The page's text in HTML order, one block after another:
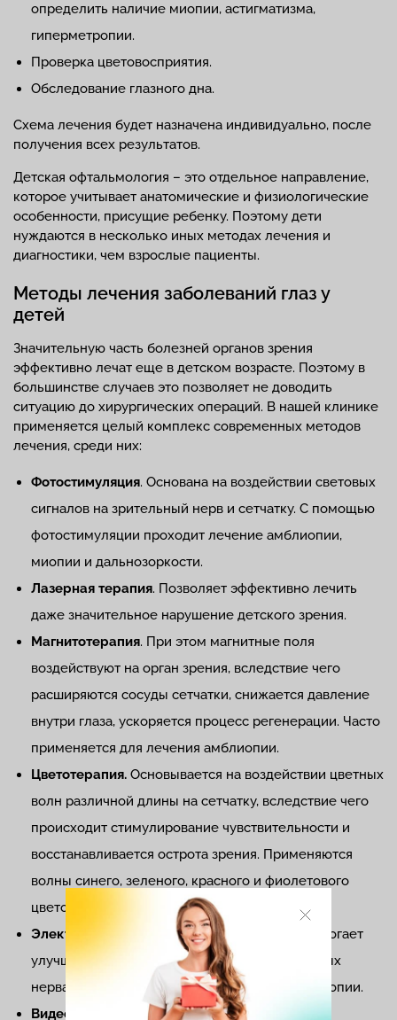
определить наличие миопии, астигматизма,
гиперметропии.
Проверка цветовосприятия.
Обследование глазного дна.
Схема лечения будет назначена индивидуально, после
получения всех результатов.
Детская офтальмология – это отдельное направление,
которое учитывает анатомические и физиологические
особенности, присущие ребенку. Поэтому дети
нуждаются в несколько иных методах лечения и
диагностики, чем взрослые пациенты.
Методы лечения заболеваний глаз у
детей
Значительную часть болезней органов зрения
эффективно лечат еще в детском возрасте. Поэтому в
большинстве случаев это позволяет не доводить
ситуацию до хирургических операций. В нашей клинике
применяется целый комплекс современных методов
лечения, среди них:
Фотостимуляция. Основана на воздействии световых
сигналов на зрительный нерв и сетчатку. С помощью
фотостимуляции проходит лечение амблиопии,
миопии и дальнозоркости.
Лазерная терапия. Позволяет эффективно лечить
даже значительное нарушение детского зрения.
Магнитотерапия. При этом магнитные поля
воздействуют на орган зрения, вследствие чего
расширяются сосуды сетчатки, снижается давление
внутри глаза, ускоряется процесс регенерации. Часто
применяется для лечения амблиопии.
Цветотерапия. Основывается на воздействии цветных
волн различной длины на сетчатку, вследствие чего
происходит стимулирование чувствительности и
восстанавливается острота зрения. Применяются
волны синего, зеленого, красного и фиолетового
цветов.
Электростимуляция зрительных нервов
. Помогает
улучшить проводимость сигналов в зрительных
нервах. Помогает при наличии косоглазия, миопии.
Видеокомпьютерная коррекция зрительной